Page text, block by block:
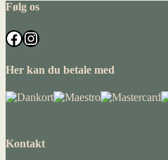
Følg os
Facebook
Instagram
Her kan du betale med
Kontakt